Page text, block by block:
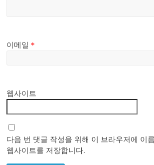
이메일 *
웹사이트
다음 번 댓글 작성을 위해 이 브라우저에 이
웹사이트를 저장합니다.